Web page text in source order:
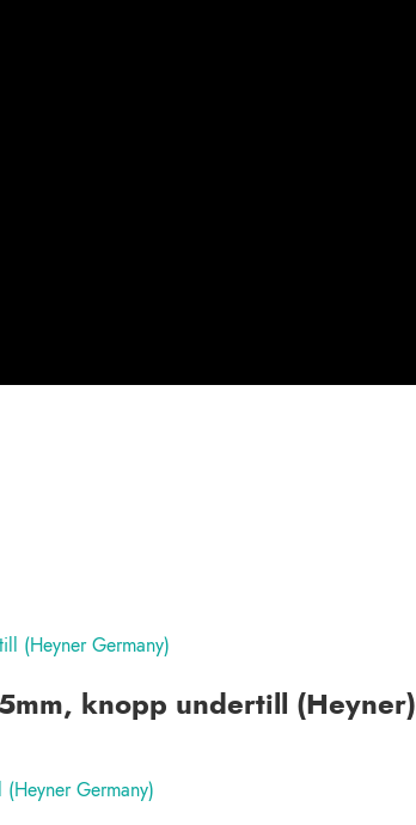
knopp undertill (Heyner)